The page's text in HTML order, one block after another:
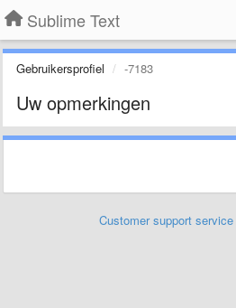
Sublime Text
Gebruikersprofiel -7183
Uw opmerkingen
Customer support service